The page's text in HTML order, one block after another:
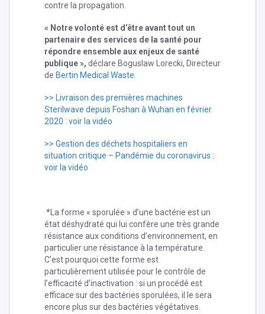
contre la propagation.
« Notre volonté est d’être avant tout un
partenaire des services de la santé pour
répondre ensemble aux enjeux de santé
publique », déclare Boguslaw Lorecki, Directeur
de Bertin Medical Waste.
>> Livraison des premières machines
Sterilwave depuis Foshan à Wuhan en février
2020 : voir la vidéo
>> Gestion des déchets hospitaliers en
situation critique – Pandémie du coronavirus :
voir la vidéo
*La forme « sporulée » d’une bactérie est un
état déshydraté qui lui confère une très grande
résistance aux conditions d’environnement, en
particulier une résistance à la température.
C’est pourquoi cette forme est
particulièrement utilisée pour le contrôle de
l’efficacité d’inactivation : si un procédé est
efficace sur des bactéries sporulées, il le sera
encore plus sur des bactéries végétatives.